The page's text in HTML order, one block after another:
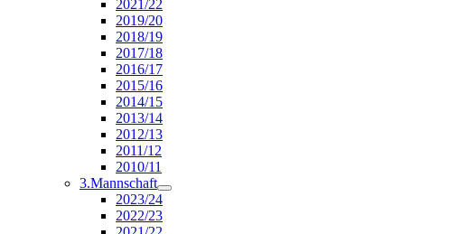
2021/22
2019/20
2018/19
2017/18
2016/17
2015/16
2014/15
2013/14
2012/13
2011/12
2010/11
3.Mannschaft
2023/24
2022/23